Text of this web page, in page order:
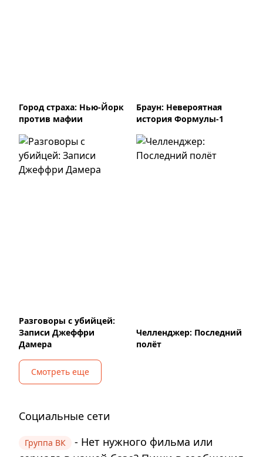
Город страха: Нью-Йорк
против мафии
Браун: Невероятная
история Формулы-1
Разговоры с убийцей:
Записи Джеффри
Дамера
Челленджер: Последний
полёт
Смотреть еще
Социальные сети
Группа ВК
- Нет нужного фильма или